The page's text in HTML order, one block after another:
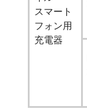
スマート
フォン用
充電器